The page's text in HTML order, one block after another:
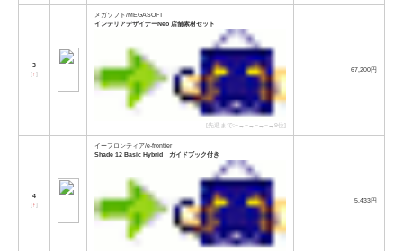
3
[↑]
メガソフト/MEGASOFT
インテリアデザイナーNeo 店舗素材セット
[先週まで:−→−→−→−→9位]
67,200円
4
[↑]
イーフロンティア/e-frontier
Shade 12 Basic Hybrid ガイドブック付き
5,433円